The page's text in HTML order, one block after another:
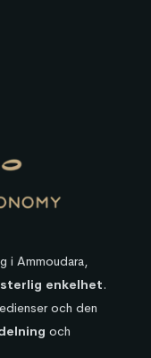
i Ammoudara,
enkelhet.
och den
och